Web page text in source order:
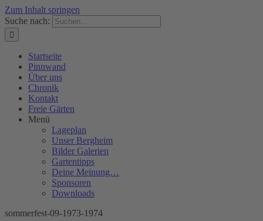
Zum Inhalt springen
Suche nach:
Startseite
Pinnwand
Über uns
Chronik
Kontakt
Freie Gärten
Menü
Lageplan
Unser Bergheim
Bilder Galerien
Gartentipps
Deine Meinung…
Sponsoren
Downloads
sommerfest-09-1973-1974